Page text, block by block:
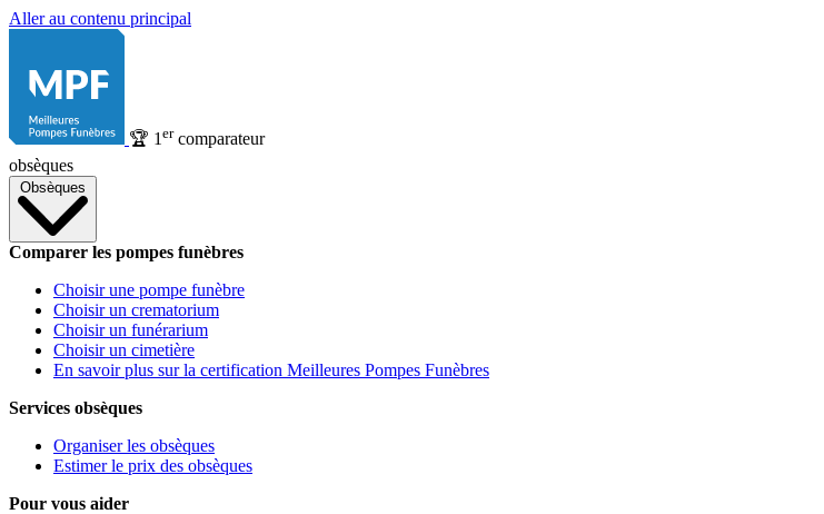
Aller au contenu principal
🏆 1 ercomparateur
obsèques
Obsèques
Comparer les pompes funèbres
Choisir une pompe funèbre
Choisir un crematorium
Choisir un funérarium
Choisir un cimetière
En savoir plus sur la certification Meilleures Pompes Funèbres
Services obsèques
Organiser les obsèques
Estimer le prix des obsèques
Pour vous aider